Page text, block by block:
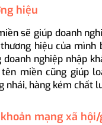
hiệu
sẽ giúp doanh
hiệu của mình
nghiệp nhập
miền cũng giúp
nhái, hàng kém chất
mạng xã